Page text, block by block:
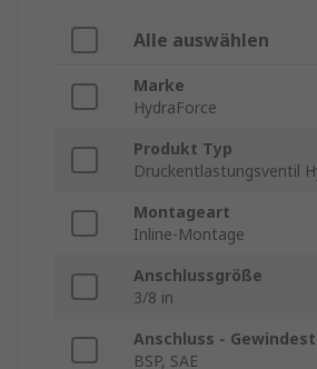
Alle auswählen
Marke
HydraForce
Produkt Typ
Druckentlastungsventil
Montageart
Inline-Montage
Anschlussgröße
3/8 in
Anschluss -
BSP, SAE